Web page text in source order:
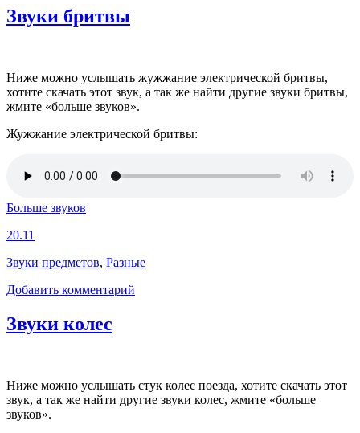
Звуки бритвы
Ниже можно услышать жужжание электрической бритвы,
хотите скачать этот звук, а так же найти другие звуки бритвы,
жмите «больше звуков».
Жужжание электрической бритвы:
Больше звуков
20.11
Звуки предметов, Разные
Добавить комментарий
Звуки колес
Ниже можно услышать стук колес поезда, хотите скачать этот
звук, а так же найти другие звуки колес, жмите «больше
звуков».